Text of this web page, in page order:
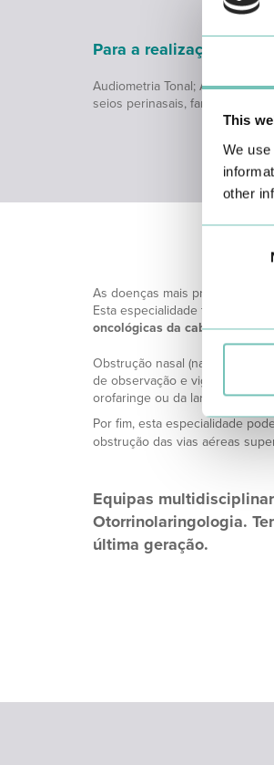
This
We
other
Para a realização
Audiometria Tonal; Audiometria
seios perinasais, faringe,
As doenças mais
Esta especialidade trata ainda de
oncológicas da cabeça e do
Obstrução nasal (nariz
de observação e vigilância por
orofaringe ou da laringe.
Por fim, esta especialidade
obstrução das vias aéreas
Equipas
Otorrinolaringologia.
última geração.